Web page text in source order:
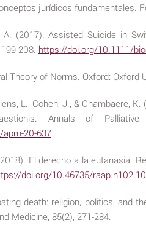
jurídicos fundamentales.
(2017). Assisted Suicide in
208. https://doi.org/10.1111/
Theory of Norms. Oxford: Oxford
L., Cohen, J., & Chambaere,
Annals of Palliative
20-637
El derecho a la eutanasia.
doi.org/10.46735/
death: religion, politics, and
Medicine, 85(2), 271-284.